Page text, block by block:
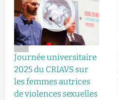
Journée universitaire
2025 du CRIAVS sur
les femmes autrices
de violences sexuelles